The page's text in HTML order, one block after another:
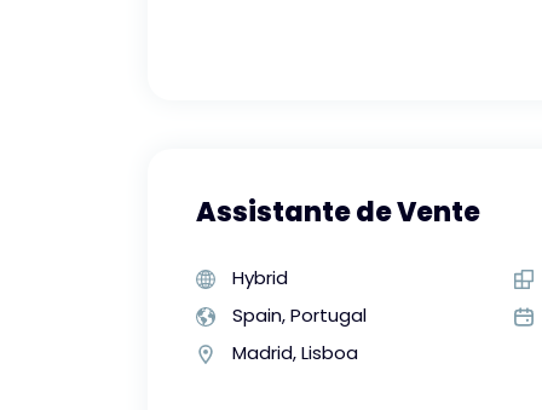
Assistante de Vente
Hybrid
Spain, Portugal
Madrid, Lisboa